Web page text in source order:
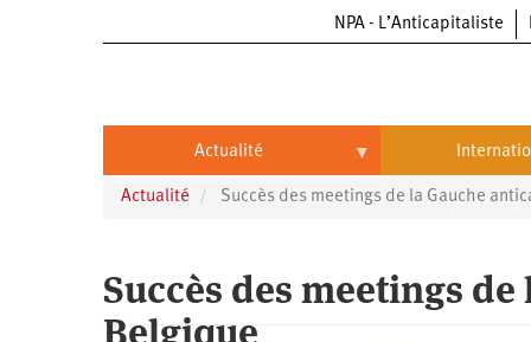
NPA - L’Anticapitaliste
Actualité
Actualité
Entreprises
International
Chine
Actualité Succès des meetings de la Gauche
Succès des meetings
Belgique